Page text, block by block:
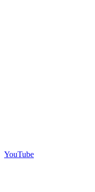
YouTube